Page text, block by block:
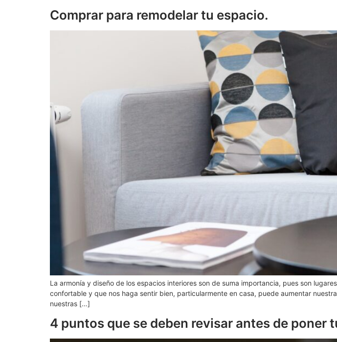
Comprar para remodelar tu espacio.
La armonía y diseño de los espacios interiores son de suma importancia, pues son
confortable y que nos haga sentir bien, particularmente en casa, puede aumentar
nuestras […]
4 puntos que se deben revisar antes de poner